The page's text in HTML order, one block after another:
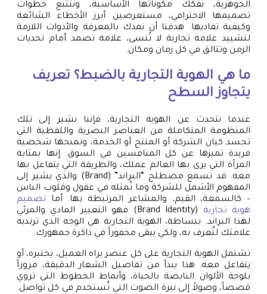
الجوهرية، نفكك مكوناتها الأساسية، ونتتبع خطوات
تصميمها الاحترافي، مستعرضين أبرز الأخطاء الشائعة
وكيفية تفاديها. هدفنا أن نمدك بالمعرفة والأدوات اللازمة
لتشييد علامة تجارية لا تُنسى، علامة تصمد أمام تحديات
الزمن وتتالق في كل زمان ومكان.
ما هي الهوية التجارية بالضبط؟ تعريف
يتجاوز السطح
عندما نتحدث عن الهوية التجارية، فإننا نشير إلى تلك
المنظومة المتكاملة من العناصر البصرية واللفظية التي
تجسد كيان الشركة أو المنتج أو الخدمة، وتمنحها شخصية
فريدة تميزها عن كل المنافسين في السوق. إنها بمثابة
المرآة التي يرى بها العالم عملك، والطريقة التي يتفاعل بها
معه. قد تسمع مصطلح “البراند” (Brand) والذي يشير إلى
المفهوم الأشمل للشركة وما تُمثله في عقول وقلوب الناس
– كالسمعة، القيم، والمشاعر المرتبطة بها. أما تصميم
هوية تجارية
(Brand Identity) فهو التعبير المادي والمرئي
لهذا البراند. ببساطة، الهوية التجارية هي الوجه الذي ترتديه
علامتك لتُعرف به، ولكي يبقى محفوراً في ذاكرة جمهورك.
تشتمل الهوية التجارية على كل عنصر يراه العميل، يختبره، أو
يتفاعل معه. هذا يبدأ من تفاصيل الشعار الدقيقة، مروراً
بلوحة الألوان النابضة بالحياة، وأنماط الخطوط التي تروي
قصصاً، وصولاً إلى نبرة الصوت التي تُستخدم في كل تواصل.